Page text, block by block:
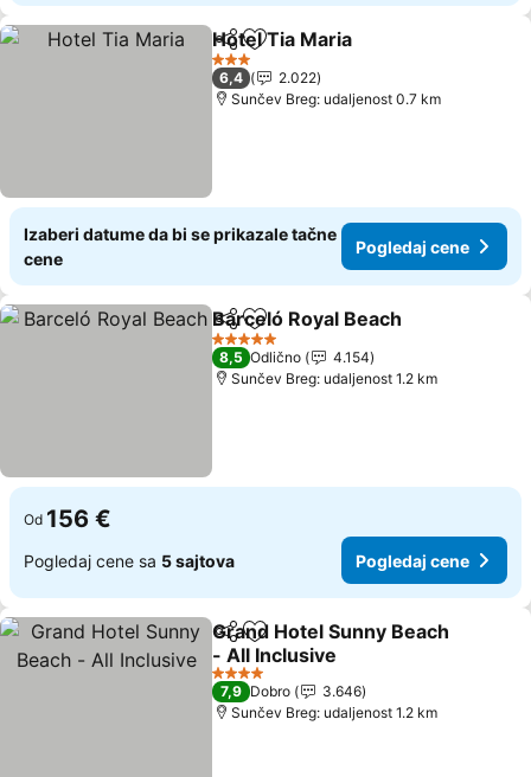
Deli Dodati u favorite
Hotel Tia Maria
3 Zvezdice
6,4
2.022
Sunčev Breg: udaljenost 0.7 km
Izaberi datume da bi se prikazale tačne
cene
Pogledaj cene
Deli Dodati u favorite
Barceló Royal Beach
5 Zvezdice
8,5 Odlično
4.154
Sunčev Breg: udaljenost 1.2 km
Od 156 €
Pogledaj cene sa 5 sajtova Pogledaj cene
Deli Dodati u favorite
Grand Hotel Sunny Beach
- All Inclusive
4 Zvezdice
7,9 Dobro
3.646
Sunčev Breg: udaljenost 1.2 km